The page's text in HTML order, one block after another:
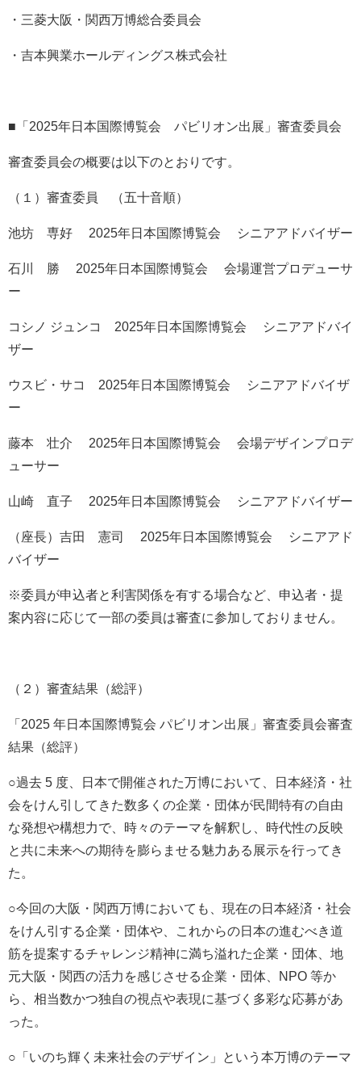
・三菱大阪・関西万博総合委員会
・吉本興業ホールディングス株式会社
■「2025年日本国際博覧会 パビリオン出展」審査委員会
審査委員会の概要は以下のとおりです。
（１）審査委員 （五十音順）
池坊 専好 2025年日本国際博覧会 シニアアドバイザー
石川 勝 2025年日本国際博覧会 会場運営プロデューサ
ー
コシノ ジュンコ 2025年日本国際博覧会 シニアアドバイ
ザー
ウスビ・サコ 2025年日本国際博覧会 シニアアドバイザ
ー
藤本 壮介 2025年日本国際博覧会 会場デザインプロデ
ューサー
山崎 直子 2025年日本国際博覧会 シニアアドバイザー
（座長）吉田 憲司 2025年日本国際博覧会 シニアアド
バイザー
※委員が申込者と利害関係を有する場合など、申込者・提
案内容に応じて一部の委員は審査に参加しておりません。
（２）審査結果（総評）
「2025 年日本国際博覧会 パビリオン出展」審査委員会審査
結果（総評）
○過去 5 度、日本で開催された万博において、日本経済・社
会をけん引してきた数多くの企業・団体が民間特有の自由
な発想や構想力で、時々のテーマを解釈し、時代性の反映
と共に未来への期待を膨らませる魅力ある展示を行ってき
た。
○今回の大阪・関西万博においても、現在の日本経済・社会
をけん引する企業・団体や、これからの日本の進むべき道
筋を提案するチャレンジ精神に満ち溢れた企業・団体、地
元大阪・関西の活力を感じさせる企業・団体、NPO 等か
ら、相当数かつ独自の視点や表現に基づく多彩な応募があ
った。
○「いのち輝く未来社会のデザイン」という本万博のテーマ